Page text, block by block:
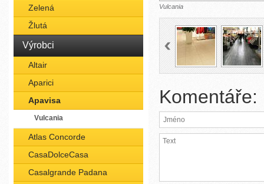
Zelená
Žlutá
Výrobci
Altair
Aparici
Apavisa
Vulcania
Atlas Concorde
CasaDolceCasa
Casalgrande Padana
Vulcania
Komentáře: